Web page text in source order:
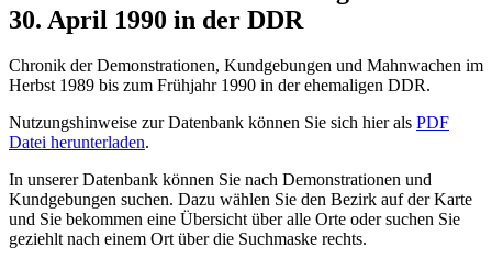
30. April 1990 in der DDR
Chronik der Demonstrationen, Kundgebungen und Mahnwachen im
Herbst 1989 bis zum Frühjahr 1990 in der ehemaligen DDR.
Nutzungshinweise zur Datenbank können Sie sich hier als PDF
Datei herunterladen.
In unserer Datenbank können Sie nach Demonstrationen und
Kundgebungen suchen. Dazu wählen Sie den Bezirk auf der Karte
und Sie bekommen eine Übersicht über alle Orte oder suchen Sie
geziehlt nach einem Ort über die Suchmaske rechts.